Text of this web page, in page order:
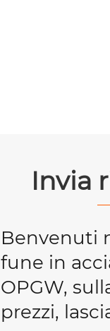
Invia
Benvenuti
fune in
OPGW,
prezzi,